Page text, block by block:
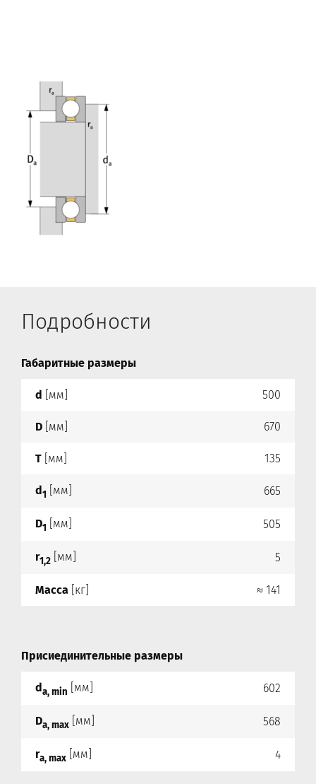
Подробности
Габаритные размеры
d [мм] 500
D [мм] 670
T [мм] 135
d1 [мм] 665
D1 [мм] 505
r1,2 [мм] 5
Масса [кг] ≈ 141
Присиединительные размеры
da, min [мм] 602
Da, max [мм] 568
ra, max [мм] 4